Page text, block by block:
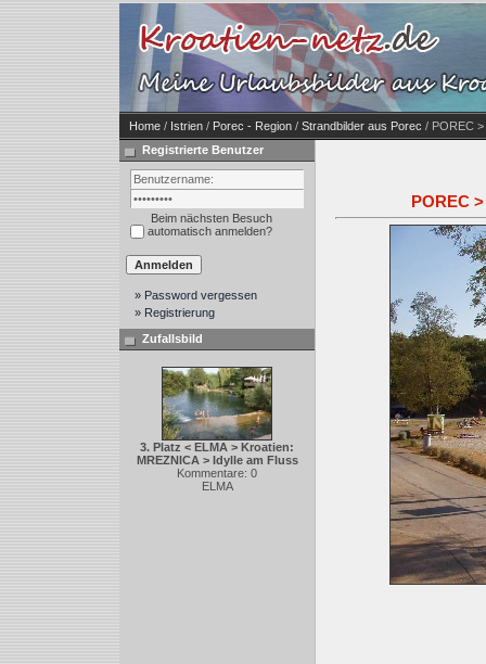
Home / Istrien / Porec - Region / Strandbilder aus Porec / POREC
Registrierte Benutzer
Beim nächsten Besuch
automatisch anmelden?
» Password vergessen
» Registrierung
Zufallsbild
3. Platz < ELMA > Kroatien:
MREZNICA > Idylle am Fluss
Kommentare: 0
ELMA
POREC